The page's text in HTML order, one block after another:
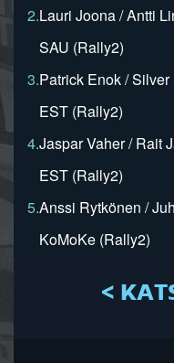
2.Lauri Joona / Antti
SAU (Rally2)
3.Patrick Enok /
EST (Rally2)
4.Jaspar Vaher / Rait
EST (Rally2)
5.Anssi Rytkönen /
KoMoKe (Rally2)
<